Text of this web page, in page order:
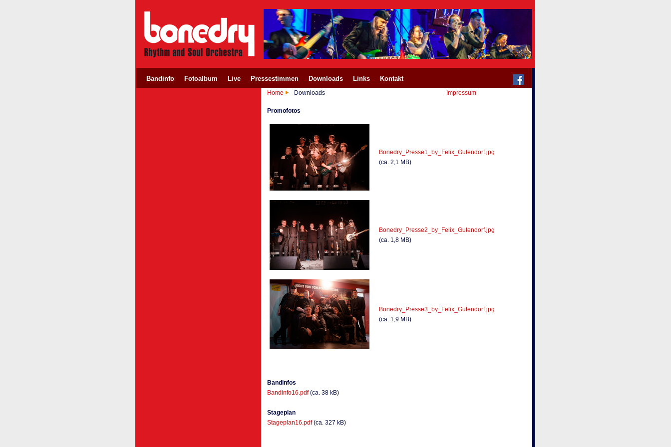
Bandinfo Fotoalbum Live Pressestimmen Downloads Links Kontakt
Home Downloads Impressum
Promofotos
Bonedry_Presse1_by_Felix_Gutendorf.jpg
(ca. 2,1 MB)
Bonedry_Presse2_by_Felix_Gutendorf.jpg
(ca. 1,8 MB)
Bonedry_Presse3_by_Felix_Gutendorf.jpg
(ca. 1,9 MB)
Bandinfos
Bandinfo16.pdf(ca. 38 kB)
Stageplan
Stageplan16.pdf(ca. 327 kB)